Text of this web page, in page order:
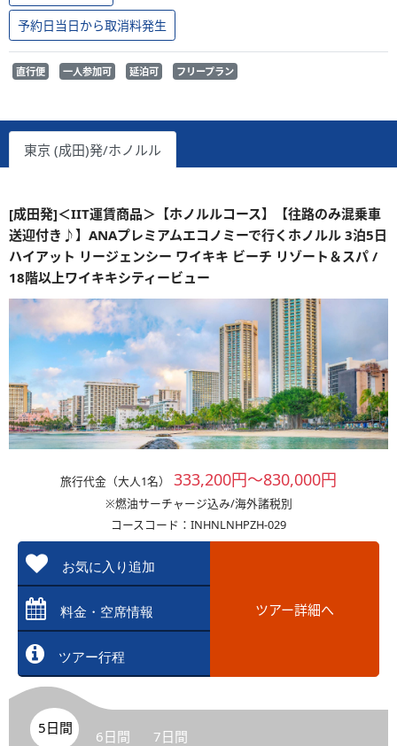
予約日当日から取消料発生
直行便 一人参加可 延泊可 フリープラン
東京 (成田)発/ホノルル
[成田発]＜IIT運賃商品＞【ホノルルコース】【往路のみ混乗車
送迎付き♪】ANAプレミアムエコノミーで行くホノルル 3泊5日
ハイアット リージェンシー ワイキキ ビーチ リゾート＆スパ /
18階以上ワイキキシティービュー
旅行代金（大人1名） 333,200円～830,000円
※燃油サーチャージ込み/海外諸税別
コースコード：INHNLNHPZH-029
お気に入り追加
料金・空席情報
ツアー行程
ツアー詳細へ
5日間 6日間 7日間